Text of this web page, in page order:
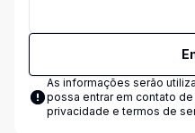
As informações serão
possa entrar em contato
privacidade e termos de